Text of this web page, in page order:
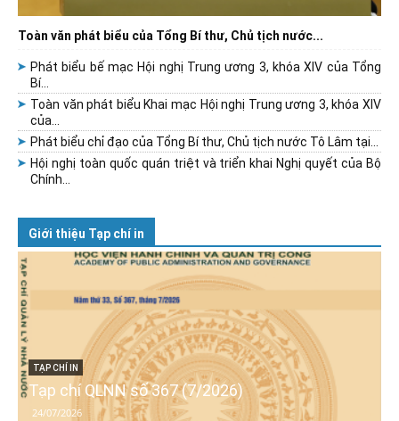
Toàn văn phát biểu của Tổng Bí thư, Chủ tịch nước...
Phát biểu bế mạc Hội nghị Trung ương 3, khóa XIV của Tổng
Bí...
Toàn văn phát biểu Khai mạc Hội nghị Trung ương 3, khóa XIV
của...
Phát biểu chỉ đạo của Tổng Bí thư, Chủ tịch nước Tô Lâm tại...
Hội nghị toàn quốc quán triệt và triển khai Nghị quyết của Bộ
Chính...
Giới thiệu Tạp chí in
TẠP CHÍ IN
Tạp chí QLNN số 367 (7/2026)
24/07/2026